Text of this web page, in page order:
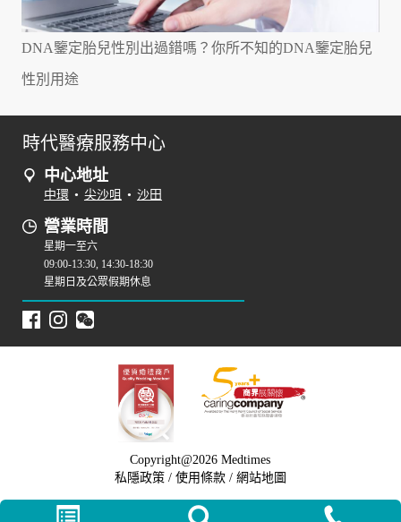
DNA鑒定胎兒性別出過錯嗎？你所不知的DNA鑒定胎兒
性別用途
時代醫療服務中心
中心地址
中環 • 尖沙咀 • 沙田
營業時間
星期一至六
09:00-13:30, 14:30-18:30
星期日及公眾假期休息
Copyright@2026 Medtimes
私隱政策 / 使用條款/ 網站地圖